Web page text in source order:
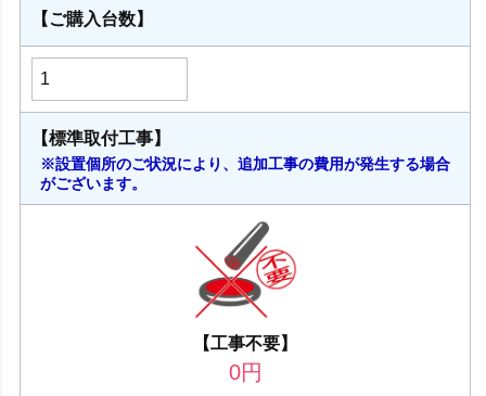
【ご購入台数】
【標準取付工事】
※設置個所のご状況により、追加工事の費用が発生する場合
がございます。
【工事不要】
0円